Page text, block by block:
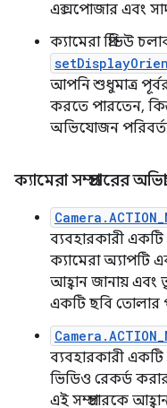
এক্সপোজার এবং
ক্যামেরা প্রিভিউ
আপনি শুধুমাত্র
করতে পারতেন,
অভিযোজন
ক্যামেরা সম্প্রচারের
ব্যবহারকারী একটি
ক্যামেরা অ্যাপটি
আহ্বান জানায়
একটি ছবি তোলার
ব্যবহারকারী
ভিডিও রেকর্ড
এই সম্প্রচারকে